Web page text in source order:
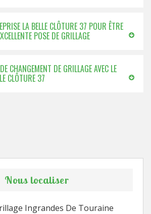
LA BELLE CLÔTURE 37 POUR ÊTRE
POSE DE GRILLAGE
CHANGEMENT DE GRILLAGE AVEC LE
CLÔTURE 37
Nous localiser
Ingrandes De Touraine